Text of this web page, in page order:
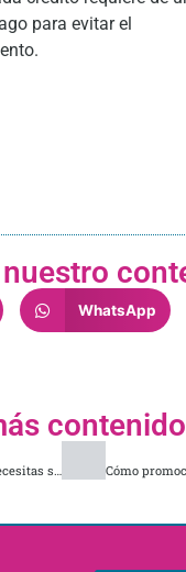
para evitar el
WhatsApp